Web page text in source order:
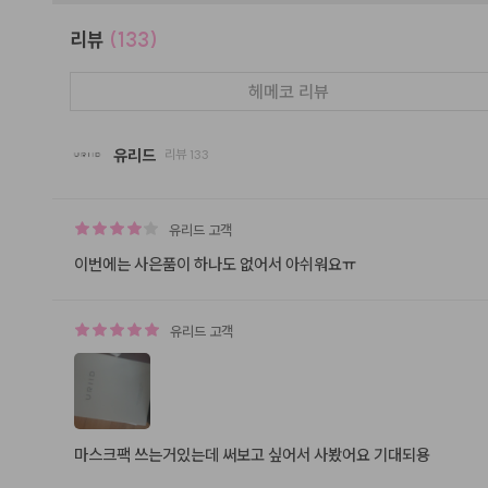
리뷰 (133)
헤메코 리뷰
유리드 리뷰 133
유리드 고객
이번에는 사은품이 하나도 없어서 아쉬워요ㅠ
유리드 고객
마스크팩 쓰는거있는데 써보고 싶어서 사봤어요 기대되용